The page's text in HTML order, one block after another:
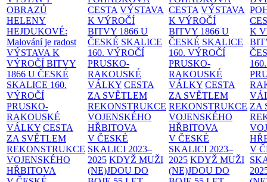
OBRAZŮ
HELENY
HEJDUKOVÉ:
Malování je radost
VÝSTAVA K
VÝROČÍ BITVY
1866 U ČESKÉ
SKALICE 160.
VÝROČÍ
PRUSKO-
RAKOUSKÉ
VÁLKY CESTA
ZA SVĚTLEM
REKONSTRUKCE
VOJENSKÉHO
HŘBITOVA
CESTA VÝSTAVA
K VÝROČÍ
BITVY 1866 U
ČESKÉ SKALICE
160. VÝROČÍ
PRUSKO-
RAKOUSKÉ
VÁLKY CESTA
ZA SVĚTLEM
REKONSTRUKCE
VOJENSKÉHO
HŘBITOVA
V ČESKÉ
SKALICI 2023–
2025 KDYŽ MUŽI
(NE)JDOU DO
CESTA VÝSTAVA
K VÝROČÍ
BITVY 1866 U
ČESKÉ SKALICE
160. VÝROČÍ
PRUSKO-
RAKOUSKÉ
VÁLKY CESTA
ZA SVĚTLEM
REKONSTRUKCE
VOJENSKÉHO
HŘBITOVA
V ČESKÉ
SKALICI 2023–
2025 KDYŽ MUŽI
(NE)JDOU DO
K
ZA
V